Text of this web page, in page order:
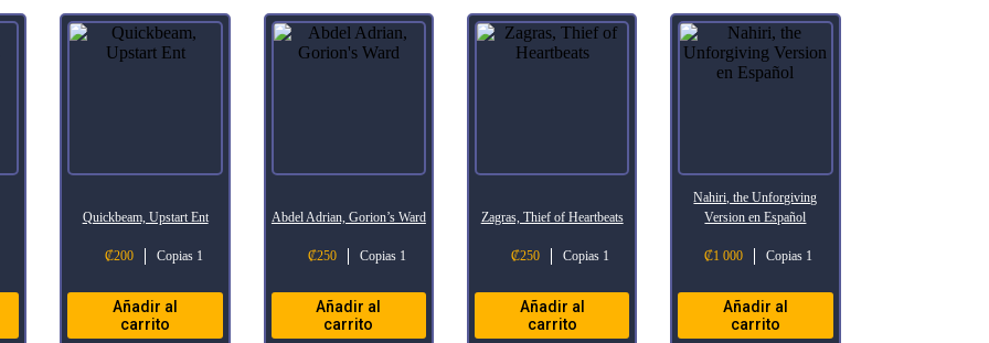
Quickbeam, Upstart Ent
₡200 Copias 1
Añadir al
carrito
Abdel Adrian, Gorion’s Ward
₡250 Copias 1
Añadir al
carrito
Zagras, Thief of Heartbeats
₡250 Copias 1
Añadir al
carrito
Nahiri, the Unforgiving
Version en Español
₡1 000 Copias 1
Añadir al
carrito